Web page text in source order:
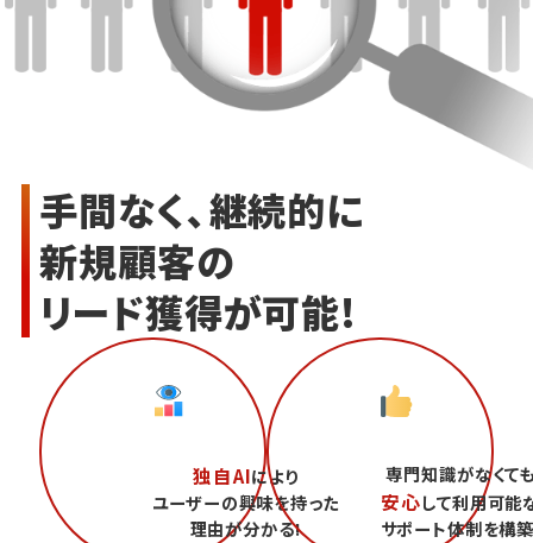
手間なく、継続的に
新規顧客の
リード獲得が可能!
独自AIにより
ユーザーの興味を持った
理由が分かる!
専門知識がなくて
安心して利用可能
サポート体制を構